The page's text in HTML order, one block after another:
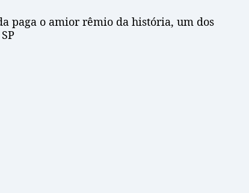
paga o amior rêmio da história, um dos